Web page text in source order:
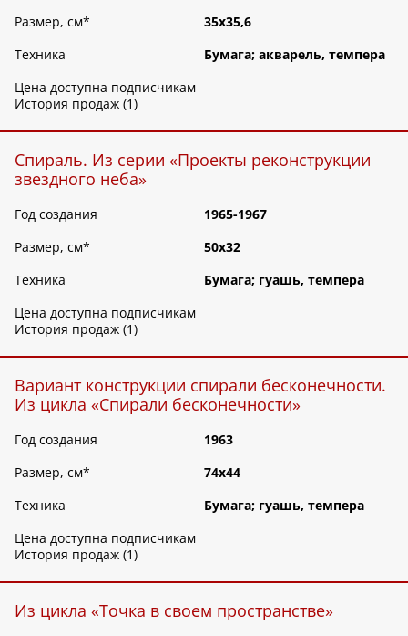
Размер, см*
35х35,6
Техника
Бумага; акварель, темпера
Цена доступна подписчикам
История продаж (1)
Спираль. Из серии «Проекты реконструкции
звездного неба»
Год создания
1965-1967
Размер, см*
50х32
Техника
Бумага; гуашь, темпера
Цена доступна подписчикам
История продаж (1)
Вариант конструкции спирали бесконечности.
Из цикла «Спирали бесконечности»
Год создания
1963
Размер, см*
74х44
Техника
Бумага; гуашь, темпера
Цена доступна подписчикам
История продаж (1)
Из цикла «Точка в своем пространстве»